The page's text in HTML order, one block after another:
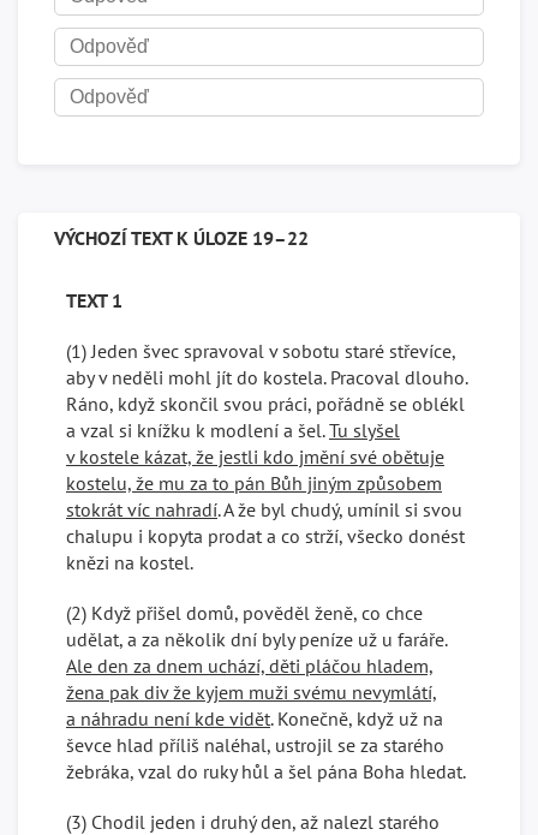
VÝCHOZÍ TEXT K ÚLOZE 19–22
TEXT 1
(1) Jeden švec spravoval v sobotu staré střevíce,
aby v neděli mohl jít do kostela. Pracoval dlouho.
Ráno, když skončil svou práci, pořádně se oblékl
a vzal si knížku k modlení a šel.Tu slyšel
v kostele kázat, že jestli kdo jmění své obětuje
kostelu, že mu za to pán Bůh jiným způsobem
stokrát víc nahradí. A že byl chudý, umínil si svou
chalupu i kopyta prodat a co strží, všecko donést
knězi na kostel.
(2) Když přišel domů, pověděl ženě, co chce
udělat, a za několik dní byly peníze už u faráře.
Ale den za dnem uchází, děti pláčou hladem,
žena pak div že kyjem muži svému nevymlátí,
a náhradu není kde vidět. Konečně, když už na
ševce hlad příliš naléhal, ustrojil se za starého
žebráka, vzal do ruky hůl a šel pána Boha hledat.
(3) Chodil jeden i druhý den, až nalezl starého